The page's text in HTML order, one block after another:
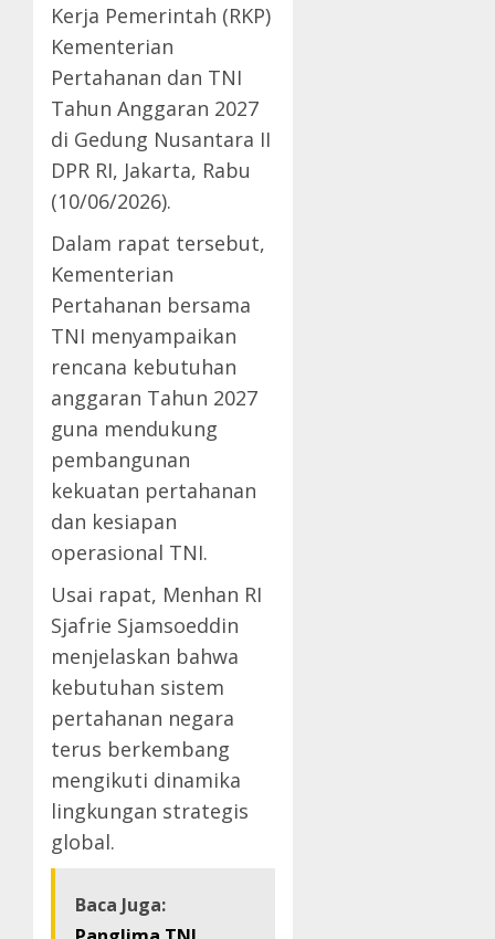
Kerja Pemerintah (RKP)
Kementerian
Pertahanan dan TNI
Tahun Anggaran 2027
di Gedung Nusantara II
DPR RI, Jakarta, Rabu
(10/06/2026).
Dalam rapat tersebut,
Kementerian
Pertahanan bersama
TNI menyampaikan
rencana kebutuhan
anggaran Tahun 2027
guna mendukung
pembangunan
kekuatan pertahanan
dan kesiapan
operasional TNI.
Usai rapat, Menhan RI
Sjafrie Sjamsoeddin
menjelaskan bahwa
kebutuhan sistem
pertahanan negara
terus berkembang
mengikuti dinamika
lingkungan strategis
global.
Baca Juga: